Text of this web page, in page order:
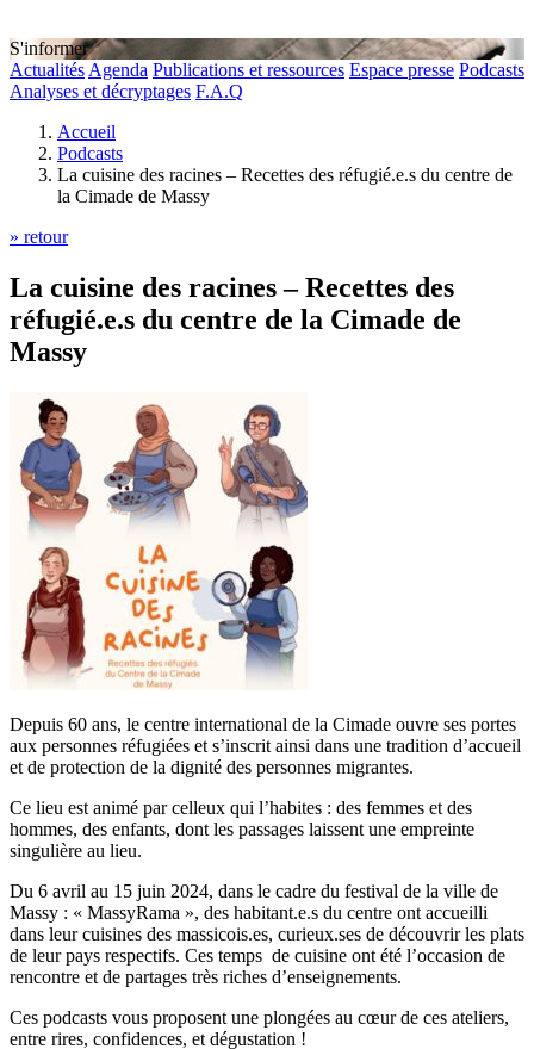
S'informer
Actualités Agenda Publications et ressources Espace presse Podcasts
Analyses et décryptages F.A.Q
Accueil
Podcasts
La cuisine des racines – Recettes des réfugié.e.s du centre de
la Cimade de Massy
» retour
La cuisine des racines – Recettes des
réfugié.e.s du centre de la Cimade de
Massy
Depuis 60 ans, le centre international de la Cimade ouvre ses portes
aux personnes réfugiées et s’inscrit ainsi dans une tradition d’accueil
et de protection de la dignité des personnes migrantes.
Ce lieu est animé par celleux qui l’habites : des femmes et des
hommes, des enfants, dont les passages laissent une empreinte
singulière au lieu.
Du 6 avril au 15 juin 2024, dans le cadre du festival de la ville de
Massy : « MassyRama », des habitant.e.s du centre ont accueilli
dans leur cuisines des massicois.es, curieux.ses de découvrir les plats
de leur pays respectifs. Ces temps de cuisine ont été l’occasion de
rencontre et de partages très riches d’enseignements.
Ces podcasts vous proposent une plongées au cœur de ces ateliers,
entre rires, confidences, et dégustation !